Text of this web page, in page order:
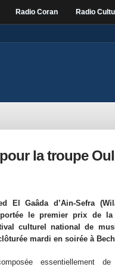
Radio Coran Radio
la troupe
El Gaâda d’Ain-Sefra
le premier prix de la
culturel national de
mardi en soirée à
essentiellement de